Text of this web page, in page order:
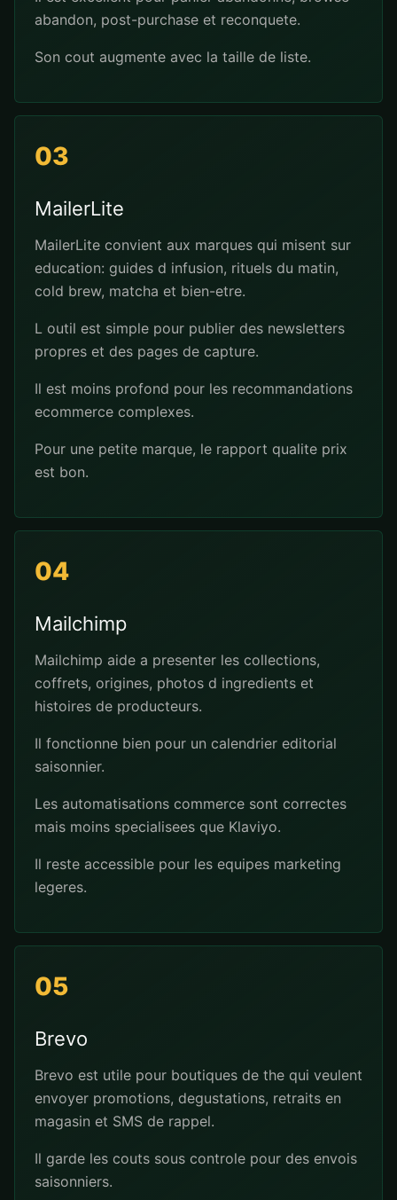
abandon, post-purchase et reconquete.
Son cout augmente avec la taille de liste.
03
MailerLite
MailerLite convient aux marques qui misent sur
education: guides d infusion, rituels du matin,
cold brew, matcha et bien-etre.
L outil est simple pour publier des newsletters
propres et des pages de capture.
Il est moins profond pour les recommandations
ecommerce complexes.
Pour une petite marque, le rapport qualite prix
est bon.
04
Mailchimp
Mailchimp aide a presenter les collections,
coffrets, origines, photos d ingredients et
histoires de producteurs.
Il fonctionne bien pour un calendrier editorial
saisonnier.
Les automatisations commerce sont correctes
mais moins specialisees que Klaviyo.
Il reste accessible pour les equipes marketing
legeres.
05
Brevo
Brevo est utile pour boutiques de the qui veulent
envoyer promotions, degustations, retraits en
magasin et SMS de rappel.
Il garde les couts sous controle pour des envois
saisonniers.